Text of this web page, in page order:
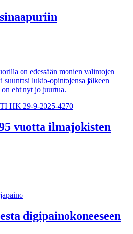
on edessään monien valintojen
suuntasi lukio-opintojensa jälkeen
ehtinyt jo juurtua.
vuotta ilmajokisten
digipainokoneeseen